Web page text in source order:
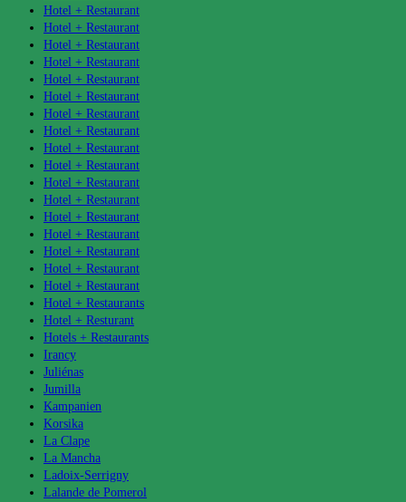
Hotel + Restaurant
Hotel + Restaurant
Hotel + Restaurant
Hotel + Restaurant
Hotel + Restaurant
Hotel + Restaurant
Hotel + Restaurant
Hotel + Restaurant
Hotel + Restaurant
Hotel + Restaurant
Hotel + Restaurant
Hotel + Restaurant
Hotel + Restaurant
Hotel + Restaurant
Hotel + Restaurant
Hotel + Restaurant
Hotel + Restaurant
Hotel + Restaurants
Hotel + Resturant
Hotels + Restaurants
Irancy
Juliénas
Jumilla
Kampanien
Korsika
La Clape
La Mancha
Ladoix-Serrigny
Lalande de Pomerol